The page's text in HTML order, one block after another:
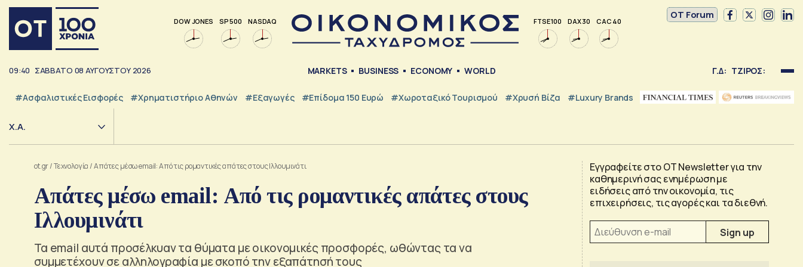
DOW JONES SP 500 NASDAQ FTSE 100 DAX 30 CAC 40
OT Forum
09:41 ΣΑΒΒΑΤΟ 08 ΑΥΓΟΥΣΤΟΥ 2026 MARKETS BUSINESS ECONOMY WORLD Γ.Δ: ΤΖΙΡΟΣ:
#Ασφαλιστικές Εισφορές #Χρηματιστήριο Αθηνών #εξαγωγές #Επίδομα 150 Ευρώ #Χωροταξικό Τουρισμού #Χρυσή Βίζα #luxury Brands
Χ.Α.
ot.gr/Τεχνολογία /Απάτες μέσω email: Από τις ρομαντικές απάτες στους Ιλλουμινάτι
Απάτες μέσω email: Από τις ρομαντικές απάτες στους
Ιλλουμινάτι
Τα email αυτά προσέλκυαν τα θύματα με οικονομικές προσφορές, ωθώντας τα να
συμμετέχουν σε αλληλογραφία με σκοπό την εξαπάτησή τους
Εγγραφείτε στο OT Newsletter για την
καθημερινή σας ενημέρωση με
ειδήσεις από την οικονομία, τις
επιχειρήσεις, τις αγορές και τα διεθνή.